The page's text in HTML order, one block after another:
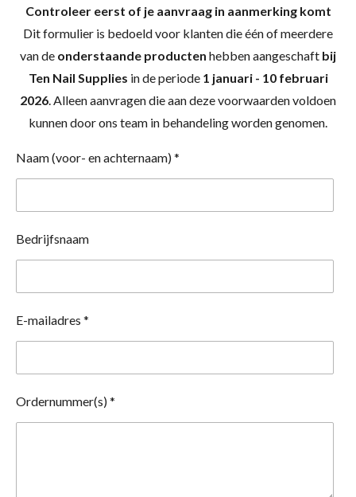
Controleer eerst of je aanvraag in aanmerking komt
Dit formulier is bedoeld voor klanten die één of meerdere
van de onderstaande producten hebben aangeschaft bij
Ten Nail Supplies in de periode 1 januari - 10 februari
2026. Alleen aanvragen die aan deze voorwaarden voldoen
kunnen door ons team in behandeling worden genomen.
Naam (voor- en achternaam) *
Bedrijfsnaam
E-mailadres *
Ordernummer(s) *